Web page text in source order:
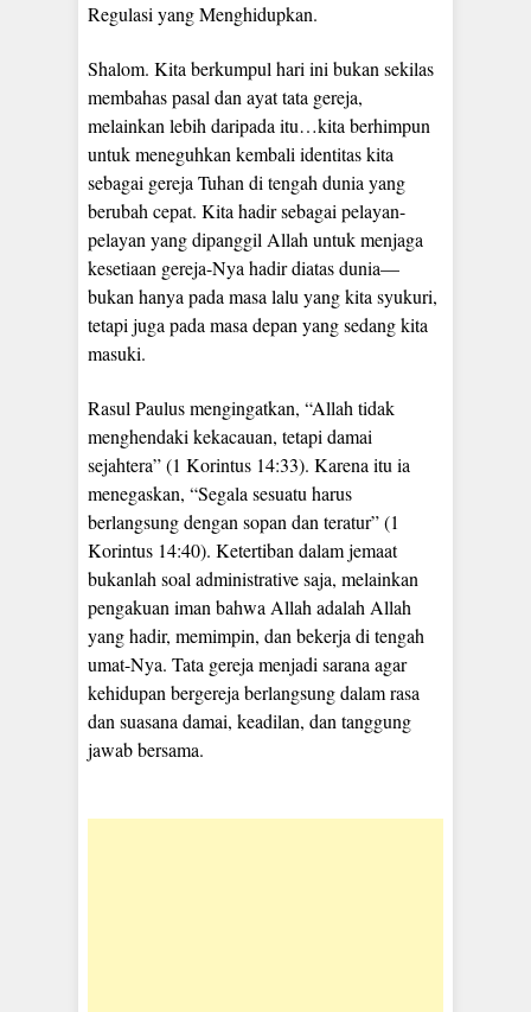
Regulasi yang Menghidupkan.
Shalom. Kita berkumpul hari ini bukan sekilas
membahas pasal dan ayat tata gereja,
melainkan lebih daripada itu…kita berhimpun
untuk meneguhkan kembali identitas kita
sebagai gereja Tuhan di tengah dunia yang
berubah cepat. Kita hadir sebagai pelayan-
pelayan yang dipanggil Allah untuk menjaga
kesetiaan gereja-Nya hadir diatas dunia—
bukan hanya pada masa lalu yang kita syukuri,
tetapi juga pada masa depan yang sedang kita
masuki.
Rasul Paulus mengingatkan, “Allah tidak
menghendaki kekacauan, tetapi damai
sejahtera” (1 Korintus 14:33). Karena itu ia
menegaskan, “Segala sesuatu harus
berlangsung dengan sopan dan teratur” (1
Korintus 14:40). Ketertiban dalam jemaat
bukanlah soal administrative saja, melainkan
pengakuan iman bahwa Allah adalah Allah
yang hadir, memimpin, dan bekerja di tengah
umat-Nya. Tata gereja menjadi sarana agar
kehidupan bergereja berlangsung dalam rasa
dan suasana damai, keadilan, dan tanggung
jawab bersama.